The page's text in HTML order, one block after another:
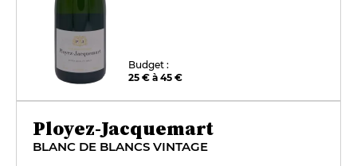
Budget :
25 € à 45 €
Ployez-Jacquemart
BLANC DE BLANCS VINTAGE